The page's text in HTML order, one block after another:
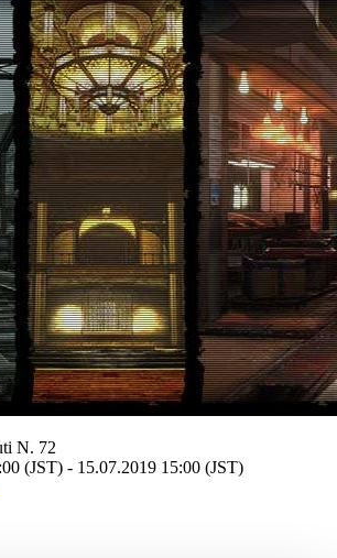
N. 72
(JST) - 15.07.2019 15:00 (JST)